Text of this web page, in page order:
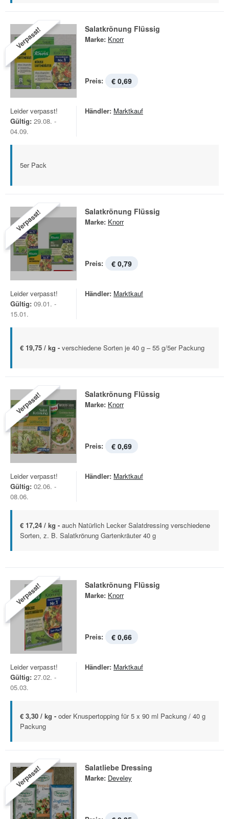
Verpasst! Salatkrönung Flüssig
Marke: Knorr
Preis: € 0,69
Leider verpasst!
Gültig: 29.08. -
04.09.
Händler: Marktkauf
5er Pack
Verpasst! Salatkrönung Flüssig
Marke: Knorr
Preis: € 0,79
Leider verpasst!
Gültig: 09.01. -
15.01.
Händler: Marktkauf
€ 19,75 / kg - verschiedene Sorten je 40 g – 55 g/5er Packung
Verpasst! Salatkrönung Flüssig
Marke: Knorr
Preis: € 0,69
Leider verpasst!
Gültig: 02.06. -
08.06.
Händler: Marktkauf
€ 17,24 / kg - auch Natürlich Lecker Salatdressing verschiedene
Sorten, z. B. Salatkrönung Gartenkräuter 40 g
Verpasst! Salatkrönung Flüssig
Marke: Knorr
Preis: € 0,66
Leider verpasst!
Gültig: 27.02. -
05.03.
Händler: Marktkauf
€ 3,30 / kg - oder Knuspertopping für 5 x 90 ml Packung / 40 g
Packung
Verpasst! Salatliebe Dressing
Marke: Develey